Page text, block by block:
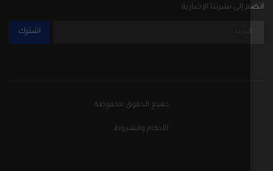
إلى نشرتنا الإخبارية
جميع الحقوق محفوظة
الأحكام والشروط